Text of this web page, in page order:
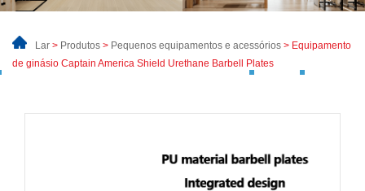
Lar > Produtos > Pequenos equipamentos e acessórios > Equipamento
de ginásio Captain America Shield Urethane Barbell Plates